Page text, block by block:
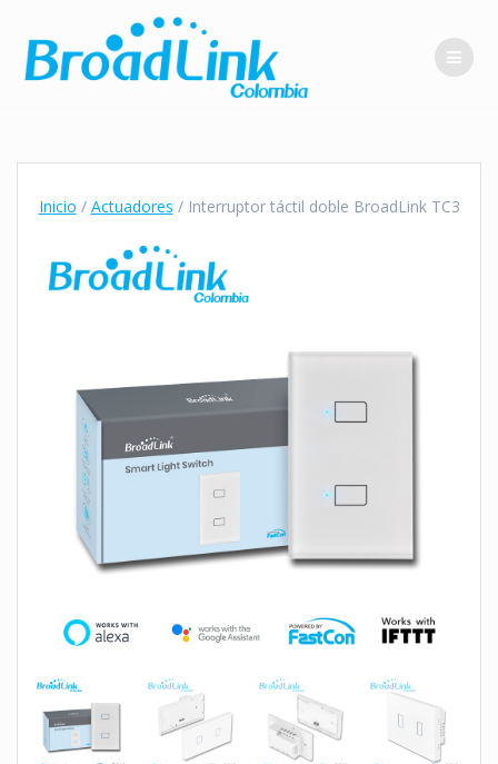
al
contenido
Inicio / Actuadores / Interruptor táctil doble BroadLink TC3